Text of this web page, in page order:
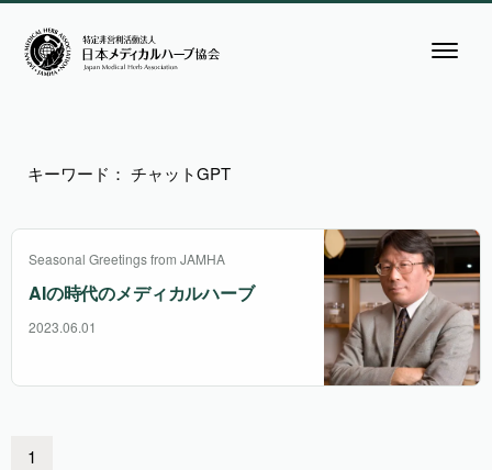
キーワード： チャットGPT
Seasonal Greetings from JAMHA
AIの時代のメディカルハーブ
2023.06.01
1